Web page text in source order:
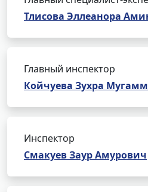
Тлисова Эллеанора
Главный инспектор
Койчуева Зухра
Инспектор
Смакуев Заур Амурович